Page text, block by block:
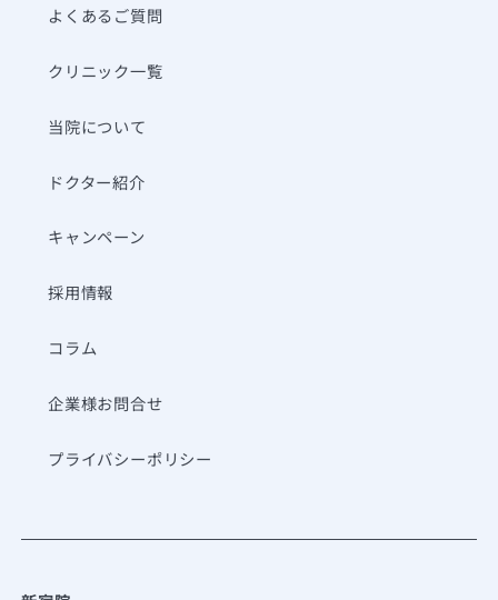
よくあるご質問
クリニック一覧
当院について
ドクター紹介
キャンペーン
採用情報
コラム
企業様お問合せ
プライバシーポリシー